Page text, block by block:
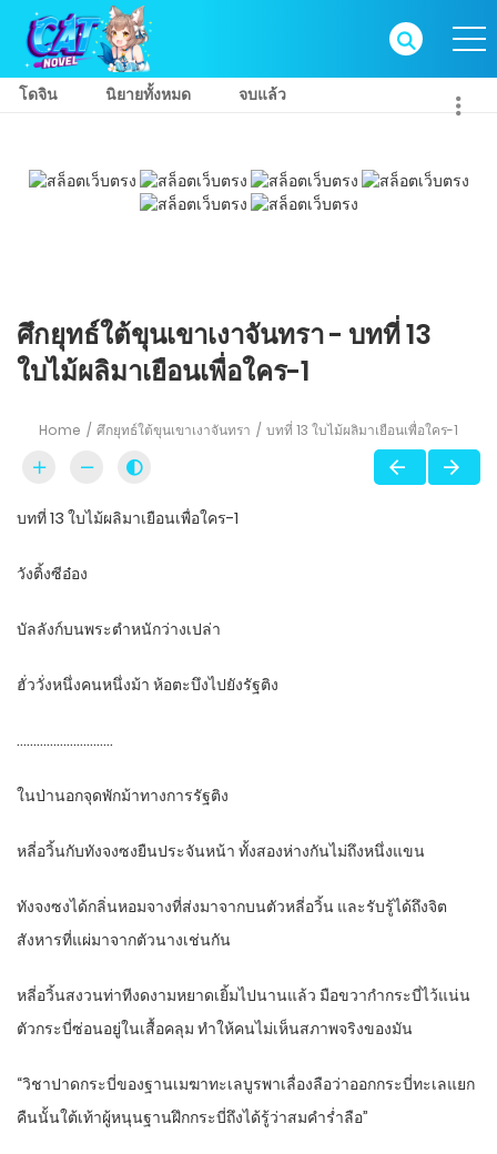
โดจิน นิยายทั้งหมด จบแล้ว
ศึกยุทธ์ใต้ขุนเขาเงาจันทรา - บทที่ 13
ใบไม้ผลิมาเยือนเพื่อใคร-1
Home ศึกยุทธ์ใต้ขุนเขาเงาจันทรา บทที่ 13 ใบไม้ผลิมาเยือนเพื่อใคร-1
บทที่ 13 ใบไม้ผลิมาเยือนเพื่อใคร-1
วังติ้งซีอ๋อง
บัลลังก์บนพระตำหนักว่างเปล่า
ฮั่ววั่งหนึ่งคนหนึ่งม้า ห้อตะบึงไปยังรัฐติง
………………………..
ในป่านอกจุดพักม้าทางการรัฐติง
หลี่อวิ้นกับทังจงซงยืนประจันหน้า ทั้งสองห่างกันไม่ถึงหนึ่งแขน
ทังจงซงได้กลิ่นหอมจางที่ส่งมาจากบนตัวหลี่อวิ้น และรับรู้ได้ถึงจิต
สังหารที่แผ่มาจากตัวนางเช่นกัน
หลี่อวิ้นสงวนท่าทีงดงามหยาดเยิ้มไปนานแล้ว มือขวากำกระบี่ไว้แน่น
ตัวกระบี่ซ่อนอยู่ในเสื้อคลุม ทำให้คนไม่เห็นสภาพจริงของมัน
“วิชาปาดกระบี่ของฐานเมฆาทะเลบูรพาเลื่องลือว่าออกกระบี่ทะเลแยก
คืนนั้นใต้เท้าผู้หนุนฐานฝึกกระบี่ถึงได้รู้ว่าสมคำร่ำลือ”